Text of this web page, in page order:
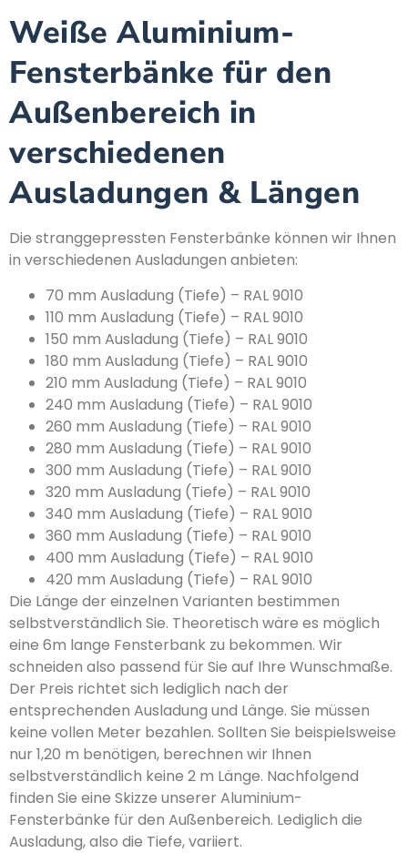
Weiße Aluminium-
Fensterbänke für den
Außenbereich in
verschiedenen
Ausladungen & Längen
Die stranggepressten Fensterbänke können wir Ihnen
in verschiedenen Ausladungen anbieten:
70 mm Ausladung (Tiefe) – RAL 9010
110 mm Ausladung (Tiefe) – RAL 9010
150 mm Ausladung (Tiefe) – RAL 9010
180 mm Ausladung (Tiefe) – RAL 9010
210 mm Ausladung (Tiefe) – RAL 9010
240 mm Ausladung (Tiefe) – RAL 9010
260 mm Ausladung (Tiefe) – RAL 9010
280 mm Ausladung (Tiefe) – RAL 9010
300 mm Ausladung (Tiefe) – RAL 9010
320 mm Ausladung (Tiefe) – RAL 9010
340 mm Ausladung (Tiefe) – RAL 9010
360 mm Ausladung (Tiefe) – RAL 9010
400 mm Ausladung (Tiefe) – RAL 9010
420 mm Ausladung (Tiefe) – RAL 9010
Die Länge der einzelnen Varianten bestimmen
selbstverständlich Sie. Theoretisch wäre es möglich
eine 6m lange Fensterbank zu bekommen. Wir
schneiden also passend für Sie auf Ihre Wunschmaße.
Der Preis richtet sich lediglich nach der
entsprechenden Ausladung und Länge. Sie müssen
keine vollen Meter bezahlen. Sollten Sie beispielsweise
nur 1,20 m benötigen, berechnen wir Ihnen
selbstverständlich keine 2 m Länge. Nachfolgend
finden Sie eine Skizze unserer Aluminium-
Fensterbänke für den Außenbereich. Lediglich die
Ausladung, also die Tiefe, variiert.